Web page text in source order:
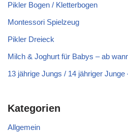
Pikler Bogen / Kletterbogen
Montessori Spielzeug
Pikler Dreieck
Milch & Joghurt für Babys – ab
13 jährige Jungs / 14 jähriger Junge
Kategorien
Allgemein